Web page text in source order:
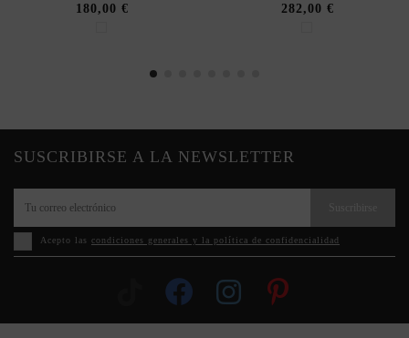
180,00 €
282,00 €
SUSCRIBIRSE A LA NEWSLETTER
Acepto las condiciones generales y la política de confidencialidad